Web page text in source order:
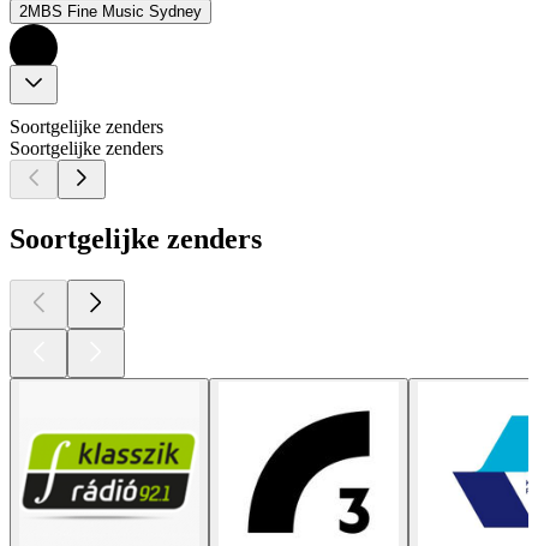
2MBS Fine Music Sydney
Soortgelijke zenders
Soortgelijke zenders
Soortgelijke zenders